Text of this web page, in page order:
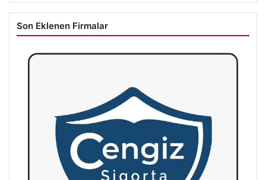
Son Eklenen Firmalar